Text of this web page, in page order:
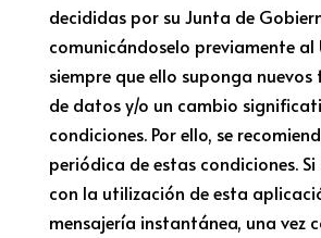
decididas por su Junta de
comunicándoselo previamente al
siempre que ello suponga
de datos y/o un cambio
condiciones. Por ello, se
periódica de estas condiciones.
con la utilización de esta
mensajería instantánea, una vez